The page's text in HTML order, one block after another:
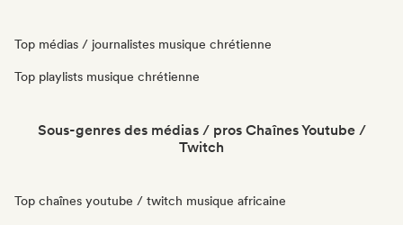
Top médias / journalistes musique chrétienne
Top playlists musique chrétienne
Sous-genres des médias / pros Chaînes Youtube /
Twitch
Top chaînes youtube / twitch musique africaine